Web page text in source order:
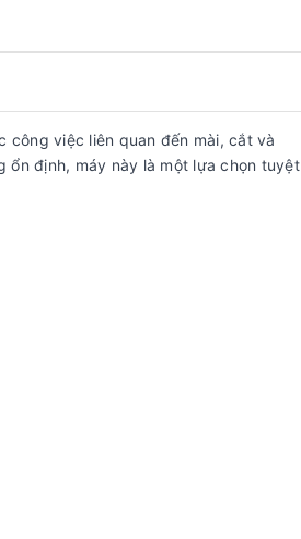
công việc liên quan đến mài, cắt và
ổn định, máy này là một lựa chọn tuyệt